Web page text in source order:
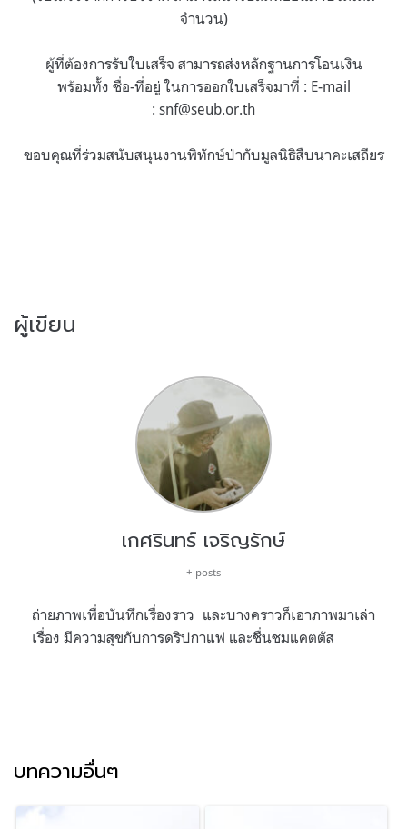
จำนวน)
ผู้ที่ต้องการรับใบเสร็จ สามารถส่งหลักฐานการโอนเงิน
พร้อมทั้ง ชื่อ-ที่อยู่ ในการออกใบเสร็จมาที่ : E-mail
: snf@seub.or.th
ขอบคุณที่ร่วมสนับสนุนงานพิทักษ์ป่ากับมูลนิธิสืบนาคะเสถียร
ผู้เขียน
เกศรินทร์ เจริญรักษ์
+ posts
ถ่ายภาพเพื่อบันทึกเรื่องราว และบางคราวก็เอาภาพมาเล่า
เรื่อง มีความสุขกับการดริปกาแฟ และชื่นชมแคตตัส
บทความอื่นๆ